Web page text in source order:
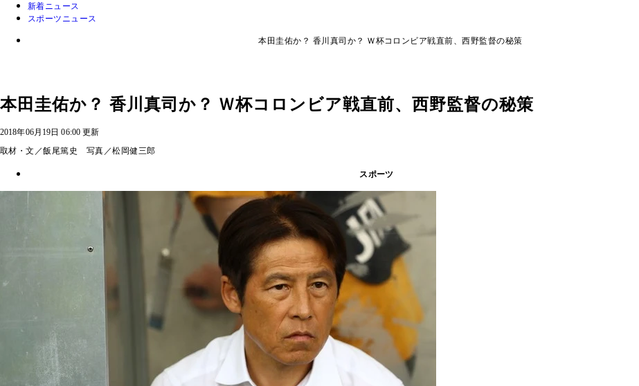
新着ニュース
スポーツニュース
本田圭佑か？ 香川真司か？ Ｗ杯コロンビア戦直前、西野監督の秘策
本田圭佑か？ 香川真司か？ Ｗ杯コロンビア戦直前、西野監督の秘策
2018年06月19日 06:00 更新
取材・文／飯尾篤史 写真／松岡健三郎
スポーツ